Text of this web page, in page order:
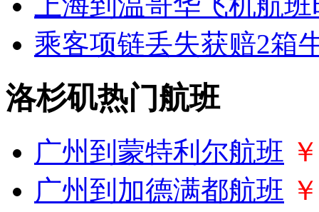
乘客项链丢失获赔2箱
洛杉矶热门航班
广州到蒙特利尔航班
广州到加德满都航班